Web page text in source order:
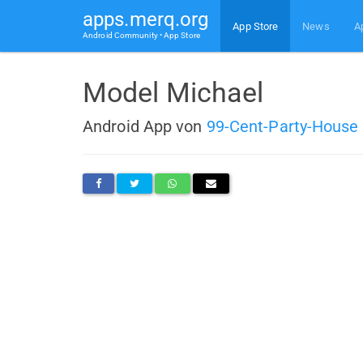
apps.merq.org
Android Community • App Store
App Store News
Model Michael
Android App von 99-Cent-Party-House